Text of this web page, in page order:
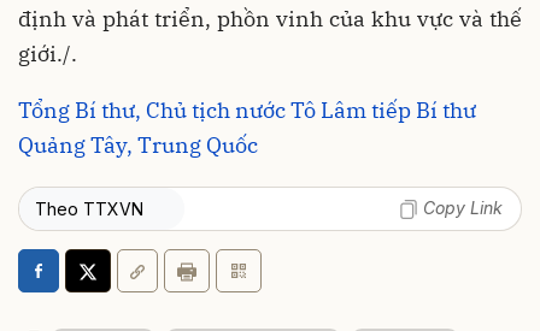
định và phát triển, phồn vinh của khu vực và thế
giới./.
Tổng Bí thư, Chủ tịch nước Tô Lâm tiếp Bí thư
Quảng Tây, Trung Quốc
Theo TTXVN Copy Link